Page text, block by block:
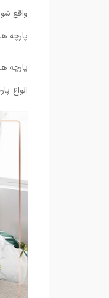
واقع
پارچه
پارچه
انواع